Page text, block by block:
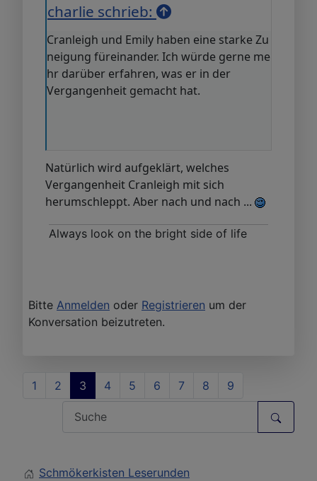
charlie schrieb:
Cranleigh und Emily haben eine starke Zu
neigung füreinander. Ich würde gerne me
hr darüber erfahren, was er in der
Vergangenheit gemacht hat.
Natürlich wird aufgeklärt, welches
Vergangenheit Cranleigh mit sich
herumschleppt. Aber nach und nach ...
Always look on the bright side of life
Bitte Anmelden oder Registrieren um der
Konversation beizutreten.
1 2 3 4 5 6 7 8 9
Schmökerkisten Leserunden